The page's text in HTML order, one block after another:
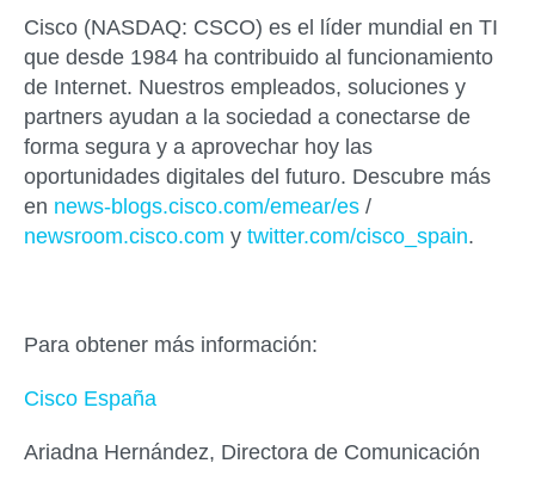
Cisco (NASDAQ: CSCO) es el líder mundial en TI
que desde 1984 ha contribuido al funcionamiento
de Internet. Nuestros empleados, soluciones y
partners ayudan a la sociedad a conectarse de
forma segura y a aprovechar hoy las
oportunidades digitales del futuro. Descubre más
en news-blogs.cisco.com/emear/es /
newsroom.cisco.com y twitter.com/cisco_spain.
Para obtener más información:
Cisco España
Ariadna Hernández, Directora de Comunicación